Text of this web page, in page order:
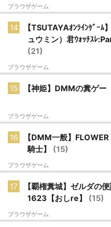
ブラウザゲーム
14
【TSUTAYAｵﾝﾗｲﾝｹﾞｰ
ュウミン）君ｳｫｯﾁｽﾚ
(21)
ブラウザゲーム
15 【神姫】DMMの糞ゲー
ブラウザゲーム
16
【DMM一般】
騎士】 (15)
ブラウザゲーム
17
【覇権糞城】ゼルダの
1623【おしre】 (15)
ブラウザゲーム